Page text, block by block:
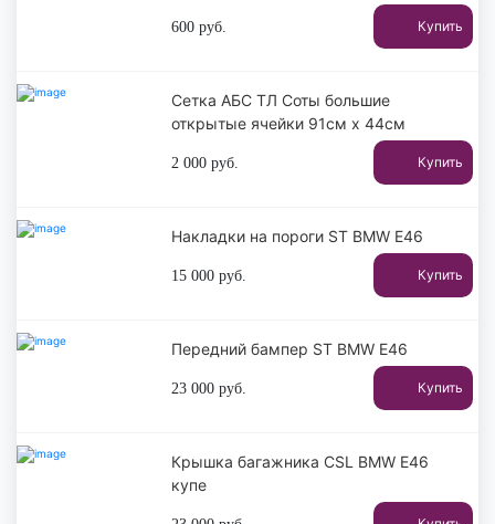
600 руб. Купить
Сетка АБС ТЛ Соты большие
открытые ячейки 91см х 44см
2 000 руб. Купить
Накладки на пороги ST BMW E46
15 000 руб. Купить
Передний бампер ST BMW E46
23 000 руб. Купить
Крышка багажника CSL BMW E46
купе